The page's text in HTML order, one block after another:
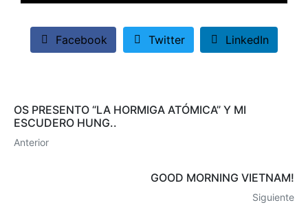
Facebook Twitter LinkedIn
OS PRESENTO “LA HORMIGA ATÓMICA” Y MI
ESCUDERO HUNG..
Anterior
GOOD MORNING VIETNAM!
Siguiente